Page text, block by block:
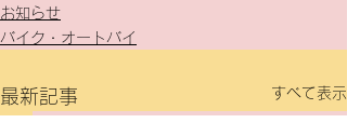
お知らせ
バイク・オートバイ
最新記事 すべて表示